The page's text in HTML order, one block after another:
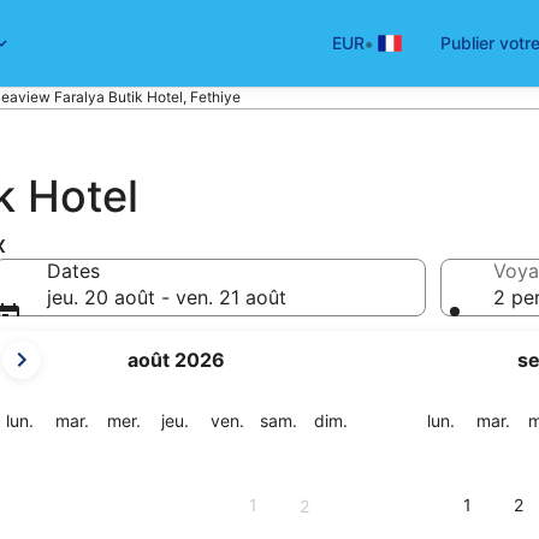
EUR• Publier
Faralya Butik Hotel, Fethiye
Hotel
Dates
jeu. 20 août - ven. 21 août
mois
sont
août 2026
lun. lundimar. mardi
mer. mercredi
jeu. jeudiven. vendredi
sam. samedi
dim.
1 2
lun. lundimar.
1 2
2